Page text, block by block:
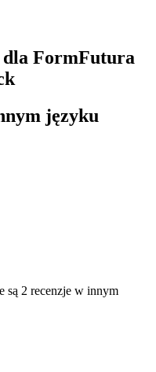
dla FormFutura
języku
są 2 recenzje w innym